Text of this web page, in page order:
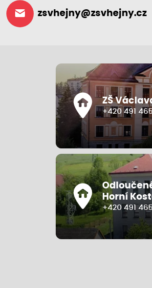
zsvhejny@zsvhejny.cz
ZŠ
+420 491
Horní
+420 491